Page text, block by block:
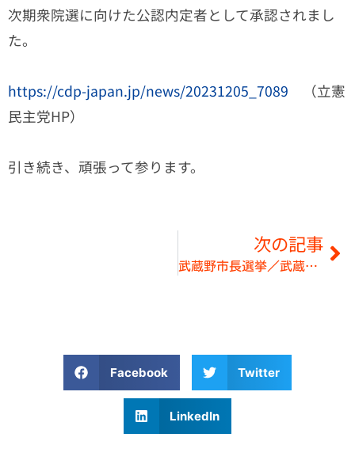
次期衆院選に向けた公認内定者として承認されまし
た。
https://cdp-japan.jp/news/20231205_7089 （立憲
民主党HP）
引き続き、頑張って参ります。
次の記事
武蔵野市長選挙／武蔵野市議会議員補欠選挙が始まりました。
Facebook Twitter
LinkedIn